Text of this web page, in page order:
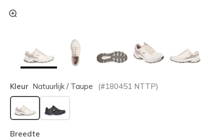
Kleur Natuurlijk / Taupe (#180451 NTTP)
geselecteerd
Breedte